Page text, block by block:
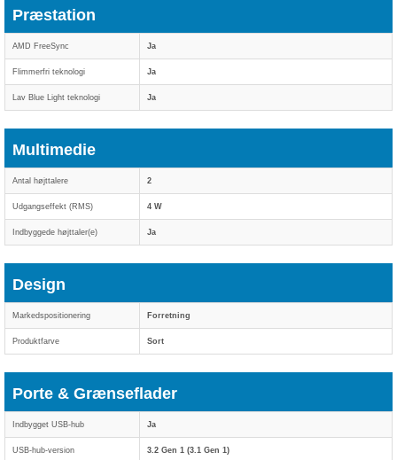
Præstation
AMD FreeSync Ja
Flimmerfri teknologi Ja
Lav Blue Light teknologi Ja
Multimedie
Antal højttalere 2
Udgangseffekt (RMS) 4 W
Indbyggede højttaler(e) Ja
Design
Markedspositionering Forretning
Produktfarve Sort
Porte & Grænseflader
Indbygget USB-hub Ja
USB-hub-version 3.2 Gen 1 (3.1 Gen 1)